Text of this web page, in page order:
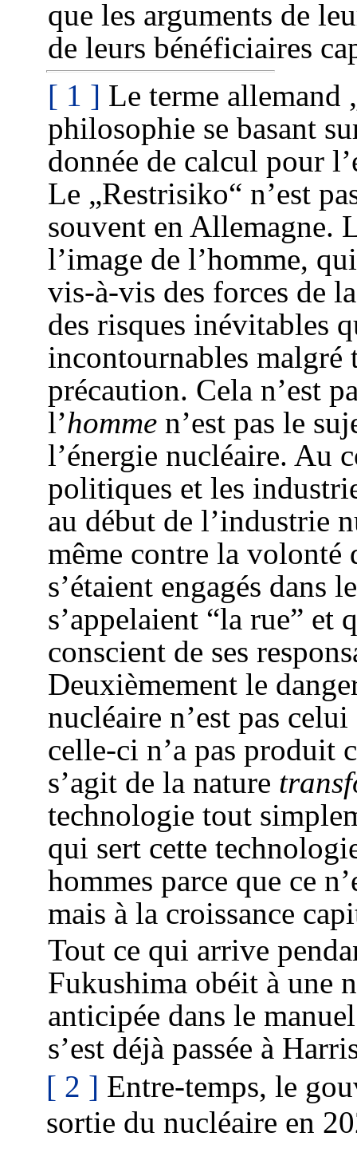
que les arguments de
de leurs bénéficiaires
[ 1 ] Le terme allemand
philosophie se basant
donnée de calcul pour
Le „Restrisiko“ n’est
souvent en Allemagne.
l’image de l’homme,
vis-à-vis des forces de
des risques inévitables
incontournables malgré
précaution. Cela n’est
l’homme n’est pas le
l’énergie nucléaire. Au
politiques et les
au début de l’industrie
même contre la volonté
s’étaient engagés dans
s’appelaient “la rue” et
conscient de ses
Deuxièmement le
nucléaire n’est pas
celle-ci n’a pas produit
s’agit de la nature
technologie tout
qui sert cette
hommes parce que ce
mais à la croissance
Tout ce qui arrive
Fukushima obéit à une
anticipée dans le
s’est déjà passée à
[ 2 ] Entre-temps, le
sortie du nucléaire en